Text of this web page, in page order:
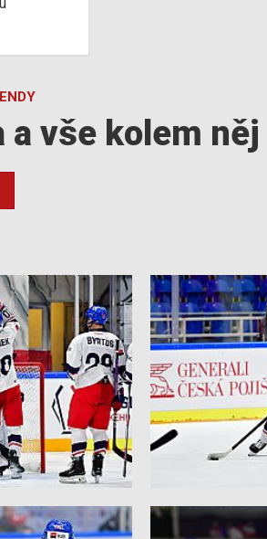
a vše kolem něj